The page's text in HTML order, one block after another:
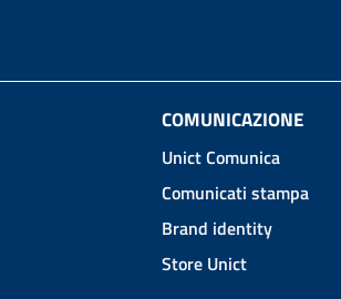
COMUNICAZIONE
Unict Comunica
Comunicati stampa
Brand identity
Store Unict